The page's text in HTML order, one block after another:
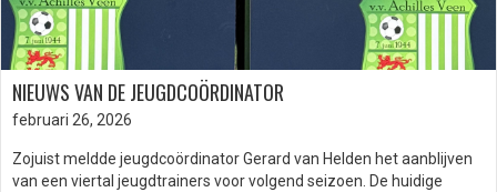
NIEUWS VAN DE JEUGDCOÖRDINATOR
februari 26, 2026
Zojuist meldde jeugdcoördinator Gerard van Helden het aanblijven
van een viertal jeugdtrainers voor volgend seizoen. De huidige